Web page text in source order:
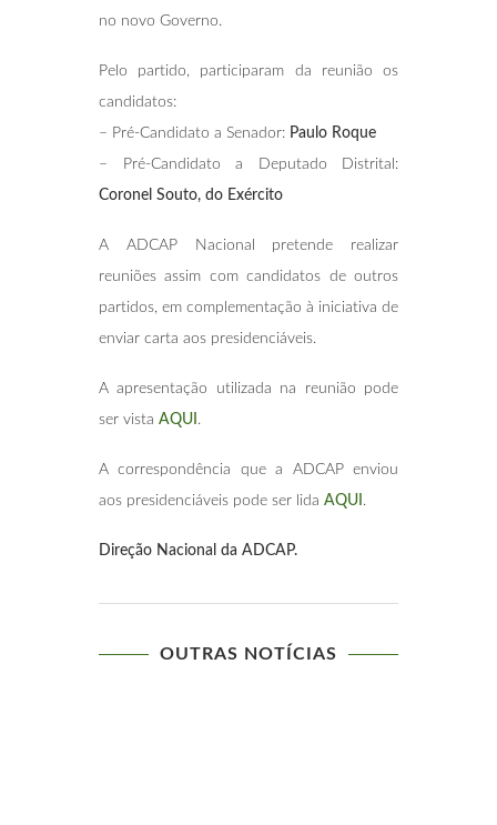
no novo Governo.
Pelo partido, participaram da reunião os
candidatos:
– Pré-Candidato a Senador: Paulo Roque
– Pré-Candidato a Deputado Distrital:
Coronel Souto, do Exército
A ADCAP Nacional pretende realizar
reuniões assim com candidatos de outros
partidos, em complementação à iniciativa de
enviar carta aos presidenciáveis.
A apresentação utilizada na reunião pode
ser vista AQUI .
A correspondência que a ADCAP enviou
aos presidenciáveis pode ser lida AQUI .
Direção Nacional da ADCAP.
OUTRAS NOTÍCIAS